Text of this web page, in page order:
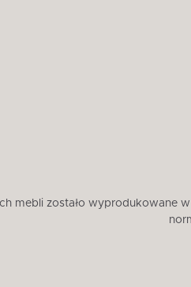
mebli zostało wyprodukowane